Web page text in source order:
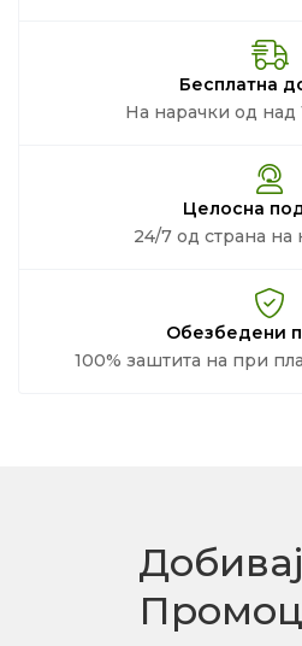
Бесплатна
На нарачки од над
Целосна
24/7 од страна
Обезбедени
100% заштита на при